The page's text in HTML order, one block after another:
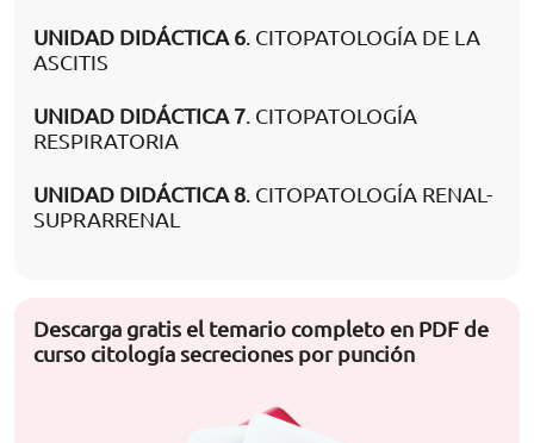
UNIDAD DIDÁCTICA 6. CITOPATOLOGÍA DE LA
ASCITIS
UNIDAD DIDÁCTICA 7. CITOPATOLOGÍA
RESPIRATORIA
UNIDAD DIDÁCTICA 8. CITOPATOLOGÍA RENAL-
SUPRARRENAL
Descarga gratis el temario completo en PDF de
curso citología secreciones por punción